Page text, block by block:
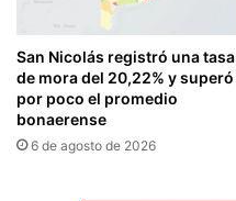
San Nicolás registró una tasa
de mora del 20,22% y superó
por poco el promedio
bonaerense
6 de agosto de 2026